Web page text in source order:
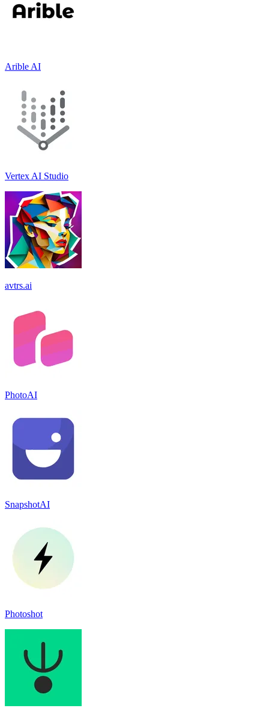
Arible AI
Vertex AI Studio
avtrs.ai
PhotoAI
SnapshotAI
Photoshot